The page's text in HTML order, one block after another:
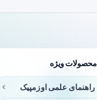
محصولات ویژه
راهنمای علمی اوزمپیک